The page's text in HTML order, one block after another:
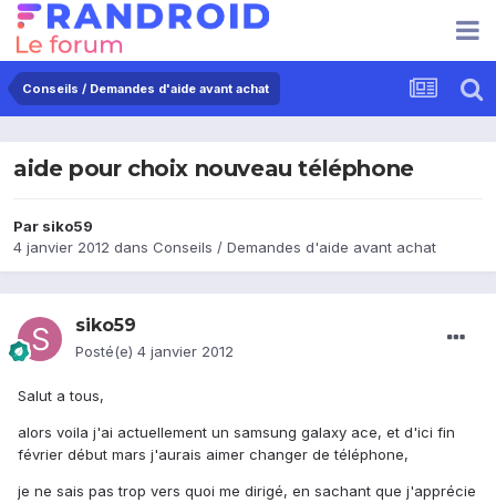
Conseils / Demandes d'aide avant achat
aide pour choix nouveau téléphone
Par siko59
4 janvier 2012 dans Conseils / Demandes d'aide avant achat
siko59
Posté(e) 4 janvier 2012
Salut a tous,
alors voila j'ai actuellement un samsung galaxy ace, et d'ici fin
février début mars j'aurais aimer changer de téléphone,
je ne sais pas trop vers quoi me dirigé, en sachant que j'apprécie